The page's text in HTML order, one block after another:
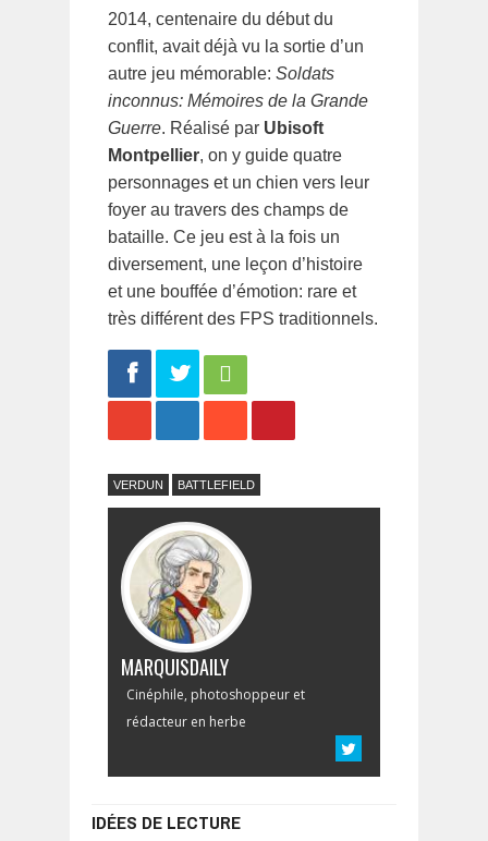
2014, centenaire du début du
conflit, avait déjà vu la sortie d’un
autre jeu mémorable: Soldats
inconnus: Mémoires de la Grande
Guerre. Réalisé par Ubisoft
Montpellier, on y guide quatre
personnages et un chien vers leur
foyer au travers des champs de
bataille. Ce jeu est à la fois un
diversement, une leçon d’histoire
et une bouffée d’émotion: rare et
très différent des FPS traditionnels.
VERDUN BATTLEFIELD
MARQUISDAILY
Cinéphile, photoshoppeur et
rédacteur en herbe
IDÉES DE LECTURE